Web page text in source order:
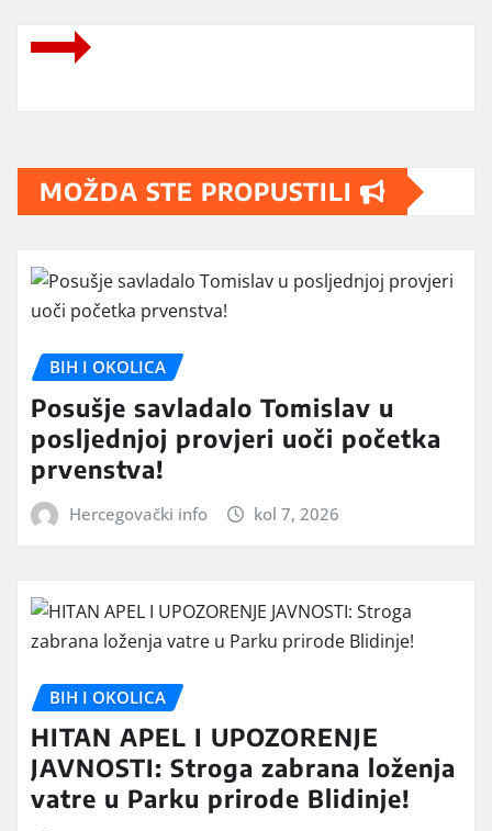
MOŽDA STE PROPUSTILI
BIH I OKOLICA
Posušje savladalo Tomislav u
posljednjoj provjeri uoči početka
prvenstva!
Hercegovački info kol 7, 2026
BIH I OKOLICA
HITAN APEL I UPOZORENJE
JAVNOSTI: Stroga zabrana loženja
vatre u Parku prirode Blidinje!